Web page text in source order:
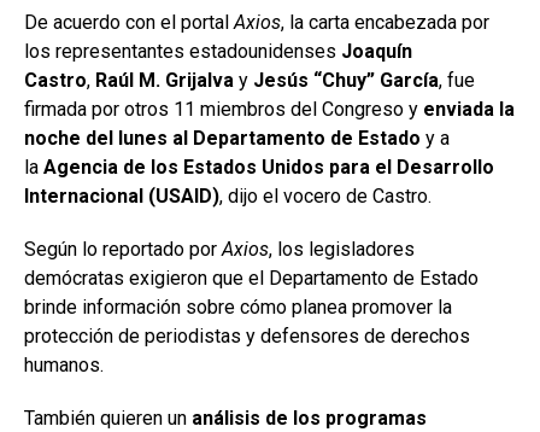
De acuerdo con el portalAxios, la carta encabezada por
los representantes estadounidenses Joaquín
Castro, Raúl M. Grijalva y Jesús “Chuy” García, fue
firmada por otros 11 miembros del Congreso y enviada la
noche del lunes al Departamento de Estado y a
la Agencia de los Estados Unidos para el Desarrollo
Internacional (USAID), dijo el vocero de Castro.
Según lo reportado porAxios, los legisladores
demócratas exigieron que el Departamento de Estado
brinde información sobre cómo planea promover la
protección de periodistas y defensores de derechos
humanos.
También quieren un análisis de los programas